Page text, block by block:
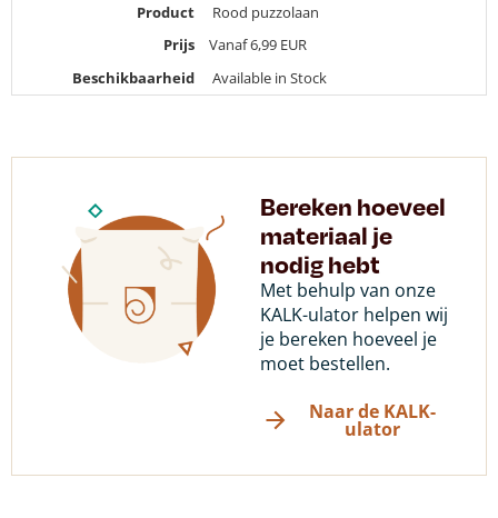
Product
Rood puzzolaan
Prijs
Vanaf 6,99EUR
Beschikbaarheid
Available in Stock
Bereken hoeveel
materiaal je
nodig hebt
Met behulp van onze
KALK-ulator helpen wij
je bereken hoeveel je
moet bestellen.
Naar de KALK-
ulator